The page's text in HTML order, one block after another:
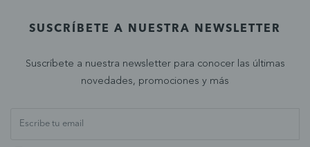
SUSCRÍBETE A NUESTRA NEWSLETTER
Suscríbete a nuestra newsletter para conocer las últimas
novedades, promociones y más